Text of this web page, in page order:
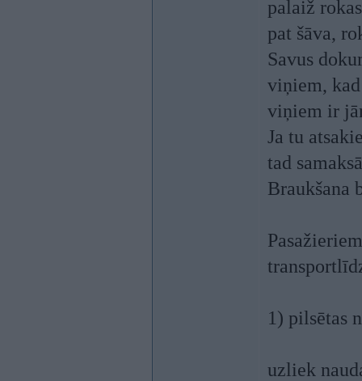
palaiž
pat šāva,
Savus
viņiem,
viņiem ir
Ja tu
tad
Braukšana
1) pilsētas
uzliek